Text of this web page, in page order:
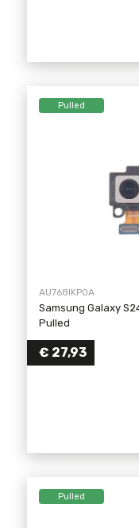
Pulled
AU768IKPOA
Samsung Galaxy
Pulled
€ 27,93
Pulled